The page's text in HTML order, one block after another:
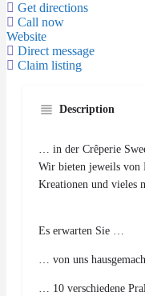
Get directions
Call now
Website
Direct message
Claim listing
Description
… in der Crêperie
Wir bieten jeweils von
Kreationen und vieles
Es erwarten Sie …
… von uns
… 10 verschiedene